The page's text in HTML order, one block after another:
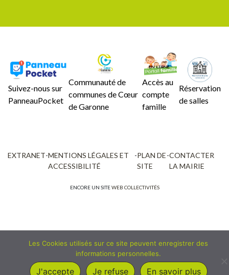
Suivez-nous sur
PanneauPocket
Communauté de
communes de Cœur
de Garonne
Accès au
compte
famille
Réservation
de salles
EXTRANET-MENTIONS LÉGALES ET
ACCESSIBILITÉ
-PLAN DE
SITE
-CONTACTER
LA MAIRIE
ENCORE UN SITEWEB COLLECTIVITÉS
Les Cookies utilisés sur ce site peuvent enregistrer des
informations personnelles.
J'accepte Je refuse En savoir plus